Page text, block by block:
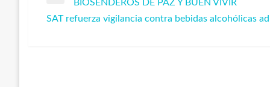
de
anterior
BIOSENDEROS DE PAZ Y BUEN VIVIR
SAT refuerza vigilancia contra bebidas alcohólicas